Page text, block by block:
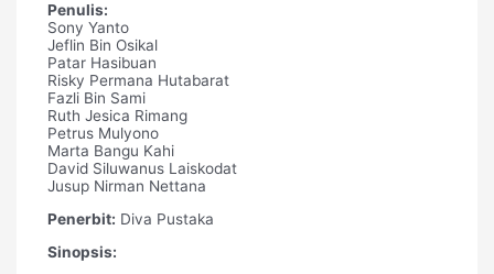
Penulis:
Sony Yanto
Jeflin Bin Osikal
Patar Hasibuan
Risky Permana Hutabarat
Fazli Bin Sami
Ruth Jesica Rimang
Petrus Mulyono
Marta Bangu Kahi
David Siluwanus Laiskodat
Jusup Nirman Nettana
Penerbit: Diva Pustaka
Sinopsis: